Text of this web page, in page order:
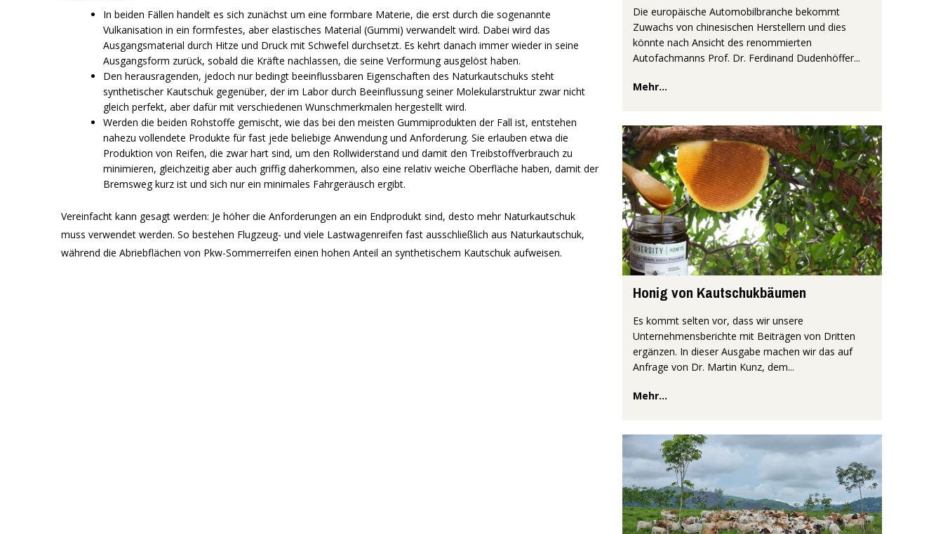
In beiden Fällen handelt es sich zunächst um eine formbare Materie, die erst durch die sogenannte
Vulkanisation in ein formfestes, aber elastisches Material (Gummi) verwandelt wird. Dabei wird das
Ausgangsmaterial durch Hitze und Druck mit Schwefel durchsetzt. Es kehrt danach immer wieder in seine
Ausgangsform zurück, sobald die Kräfte nachlassen, die seine Verformung ausgelöst haben.
Den herausragenden, jedoch nur bedingt beeinflussbaren Eigenschaften des Naturkautschuks steht
synthetischer Kautschuk gegenüber, der im Labor durch Beeinflussung seiner Molekularstruktur zwar nicht
gleich perfekt, aber dafür mit verschiedenen Wunschmerkmalen hergestellt wird.
Werden die beiden Rohstoffe gemischt, wie das bei den meisten Gummiprodukten der Fall ist, entstehen
nahezu vollendete Produkte für fast jede beliebige Anwendung und Anforderung. Sie erlauben etwa die
Produktion von Reifen, die zwar hart sind, um den Rollwiderstand und damit den Treibstoffverbrauch zu
minimieren, gleichzeitig aber auch griffig daherkommen, also eine relativ weiche Oberfläche haben, damit der
Bremsweg kurz ist und sich nur ein minimales Fahrgeräusch ergibt.
Vereinfacht kann gesagt werden: Je höher die Anforderungen an ein Endprodukt sind, desto mehr Naturkautschuk
muss verwendet werden. So bestehen Flugzeug- und viele Lastwagenreifen fast ausschließlich aus Naturkautschuk,
während die Abriebflächen von Pkw-Sommerreifen einen hohen Anteil an synthetischem Kautschuk aufweisen.
Die europäische Automobilbranche bekommt
Zuwachs von chinesischen Herstellern und dies
könnte nach Ansicht des renommierten
Autofachmanns Prof. Dr. Ferdinand Dudenhöffer...
Mehr...
Honig von Kautschukbäumen
Es kommt selten vor, dass wir unsere
Unternehmensberichte mit Beiträgen von Dritten
ergänzen. In dieser Ausgabe machen wir das auf
Anfrage von Dr. Martin Kunz, dem...
Mehr...